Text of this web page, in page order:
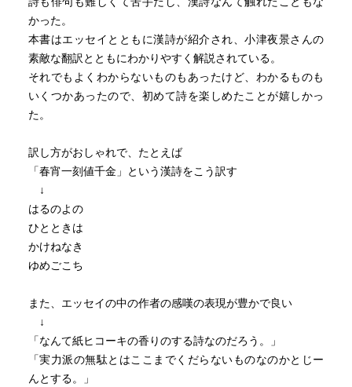
駆けて駆けて、絢爛の宮殿に捧げてきたい
（以下略称）
また、中国人による漢詩だけでなく、日本人による漢詩
も沢山あることを紹介してくれている。菅原道真など平安
時代の人から新井白石ら江戸時代、夏目漱石ら近代の人ま
で紹介されている。そして彼らの作った漢詩は「教養の一
概念を覆すような自由で私的な感性を伸び伸びと放出させ
たものが多いことを紹介して下さっている。
例えば、菅原道真が讃岐の国に左遷された時に作った漢詩
「寒早十首」の中にはこんなものがある
何人寒気早
寒早採樵人
常為重担身
雲巌行処険
甕？入時貧（一部漢字変換出来ず）
（以下略）
かった。
本書はエッセイとともに漢詩が紹介され、小津夜景さんの
素敵な翻訳とともにわかりやすく解説されている。
それでもよくわからないものもあったけど、わかるものも
いくつかあったので、初めて詩を楽しめたことが嬉しかっ
た。
訳し方がおしゃれで、たとえば
「春宵一刻値千金」という漢詩をこう訳す
↓
はるのよの
ひとときは
かけねなき
ゆめごこち
また、エッセイの中の作者の感嘆の表現が豊かで良い
↓
「なんて紙ヒコーキの香りのする詩なのだろう。」
「実力派の無駄とはここまでくだらないものなのかとじー
んとする。」